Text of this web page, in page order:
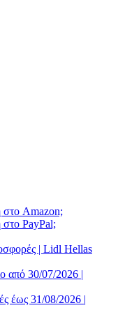
Amazon;
PayPal;
| Lidl Hellas
από 30/07/2026 |
31/08/2026 |